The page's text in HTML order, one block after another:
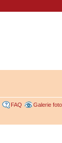
FAQ Galerie foto